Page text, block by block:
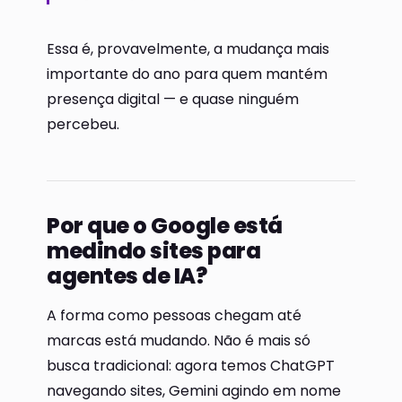
Essa é, provavelmente, a mudança mais
importante do ano para quem mantém
presença digital — e quase ninguém
percebeu.
Por que o Google está
medindo sites para
agentes de IA?
A forma como pessoas chegam até
marcas está mudando. Não é mais só
busca tradicional: agora temos ChatGPT
navegando sites, Gemini agindo em nome